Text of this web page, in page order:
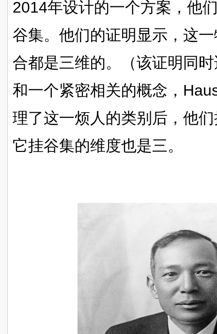
2014年设计的一个方案，他
谷集。他们的证明显示，这
合都是三维的。（该证明同
和一个紧密相关的概念，
理了这一烦人的类别后，他
它挂谷集的维度也是三。